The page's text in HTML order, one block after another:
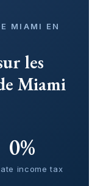
MIAMI EN
les
Miami
0%
income tax